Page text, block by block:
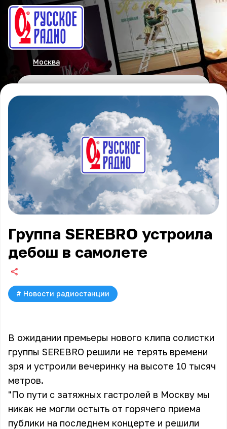
Москва
Группа SEREBRO устроила
дебош в самолете
# Новости радиостанции
В ожидании премьеры нового клипа солистки
группы SEREBRO решили не терять времени
зря и устроили вечеринку на высоте 10 тысяч
метров.
"По пути с затяжных гастролей в Москву мы
никак не могли остыть от горячего приема
публики на последнем концерте и решили